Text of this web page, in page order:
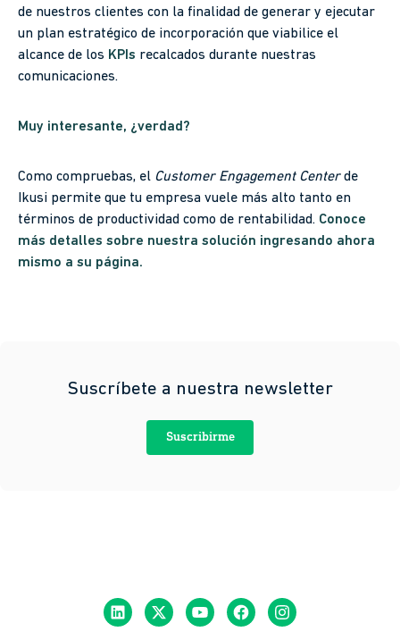
de nuestros clientes con la finalidad de generar y ejecutar
un plan estratégico de incorporación que viabilice el
alcance de los KPIs recalcados durante nuestras
comunicaciones.
Muy interesante, ¿verdad?
Como compruebas, el Customer Engagement Centerde
Ikusi permite que tu empresa vuele más alto tanto en
términos de productividad como de rentabilidad. Conoce
más detalles sobre nuestra solución ingresando ahora
mismo a su página.
Suscríbete a nuestra newsletter
Suscribirme